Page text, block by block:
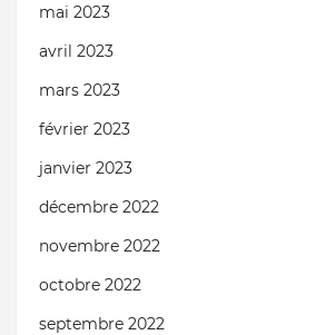
mai 2023
avril 2023
mars 2023
février 2023
janvier 2023
décembre 2022
novembre 2022
octobre 2022
septembre 2022